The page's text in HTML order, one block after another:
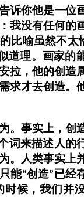
诉你他是一位
我没有任何的
比喻虽然不
道理。画家的
拉，他的创造
求才去创造。
。事实上，创
词来描述人的
。人类事实上
能“创造”已经
候，我们并